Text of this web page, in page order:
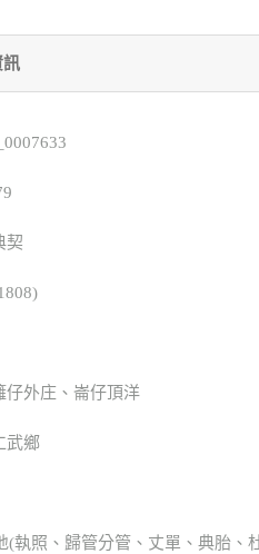
訊
契
仔外庄、崙仔頂洋
武鄉
(執照、歸管分管、丈單、典胎、